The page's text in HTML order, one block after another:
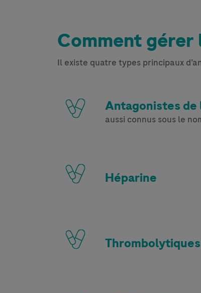
Comment
Il existe quatre types principaux
Antagonistes de
aussi connus sous le
Héparine
Thrombolytiques